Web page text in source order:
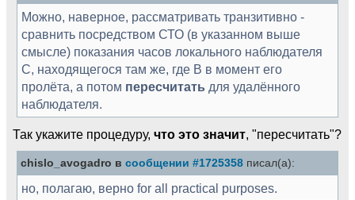
Можно, наверное, рассматривать транзитивно -
сравнить посредством СТО (в указанном выше
смысле) показания часов локального наблюдателя
С, находящегося там же, где В в момент его
пролёта, а потом пересчитать для удалённого
наблюдателя.
Так укажите процедуру, что это значит, "пересчитать"?
chislo_avogadro в сообщении #1725358 писал(а):
но, полагаю, верно for all practical purposes.